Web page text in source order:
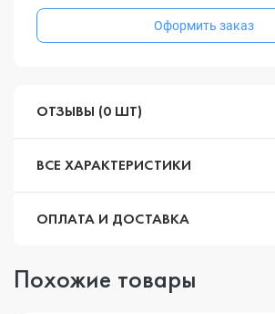
Оформить заказ
ОТЗЫВЫ (0 ШТ)
ВСЕ ХАРАКТЕРИСТИКИ
ОПЛАТА И ДОСТАВКА
Похожие товары